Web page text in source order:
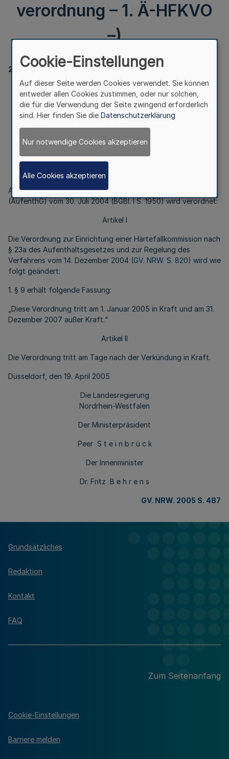
verordnung – 1. Ä-HFKVO
–)
2182
Erste Verordnung zur Änderung
der Verordnung
zur Einrichtung einer Härtefallkommission
nach § 23a des Aufenthaltsgesetzes und
zur Regelung des Verfahrens
(1. Änderung – Härtefallkommissions-
Vom 19. April 2005
Aufgrund des § 23a Abs. 2 des Aufenthaltsgesetzes
(AufenthG) vom 30. Juli 2004 (BGBl. I S. 1950) wird verordnet:
Artikel I
Die Verordnung zur Einrichtung einer Härtefallkommission nach
§ 23a des Aufenthaltsgesetzes und zur Regelung des
Verfahrens vom 14. Dezember 2004 (GV. NRW. S. 820) wird wie
folgt geändert:
1. § 9 erhält folgende Fassung:
„Diese Verordnung tritt am 1. Januar 2005 in Kraft und am 31.
Dezember 2007 außer Kraft.“
Artikel II
Die Verordnung tritt am Tage nach der Verkündung in Kraft.
Düsseldorf, den 19. April 2005
Die Landesregierung
Nordrhein-Westfalen
Der Ministerpräsident
Peer S t e i n b r ü c k
Der Innenminister
Dr. Fritz B e h r e n s
GV. NRW. 2005 S. 487
Grundsätzliches
Redaktion
Kontakt
FAQ
Zum Seitenanfang
Cookie-Einstellungen
Barriere melden
Cookie-Einstellungen
Auf dieser Seite werden Cookies verwendet. Sie können
entweder allen Cookies zustimmen, oder nur solchen,
die für die Verwendung der Seite zwingend erforderlich
sind. Hier finden Sie die Datenschutzerklärung
Nur notwendige Cookies akzeptieren
Alle Cookies akzeptieren